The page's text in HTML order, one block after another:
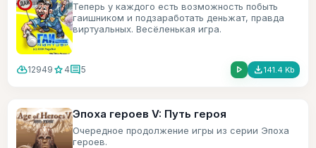
Теперь у каждого есть возможность побыть
гаишником и подзаработать деньжат, правда
виртуальных. Весёленькая игра.
cloud_download12949 star 4comment5 play_arrow file_download141.4 Kb
Эпоха героев V: Путь героя
Очередное продолжение игры из серии Эпоха
героев.